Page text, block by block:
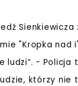
Sienkiewicza
"Kropka nad
ludzi”. - Policja
którzy nie